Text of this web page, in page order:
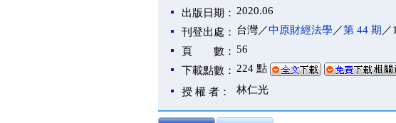
出版日期： 2020.06
刊登出處： 台灣／中原財經法學／第 44 期 ／
頁 數： 56
下載點數： 224 點
授 權 者：
林仁光